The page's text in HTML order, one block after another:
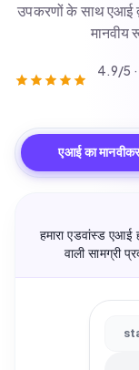
उपकरणों के साथ एआई
4.9/5 ·
एआई का
हमारा एडवांस्ड
वाली सामग्री